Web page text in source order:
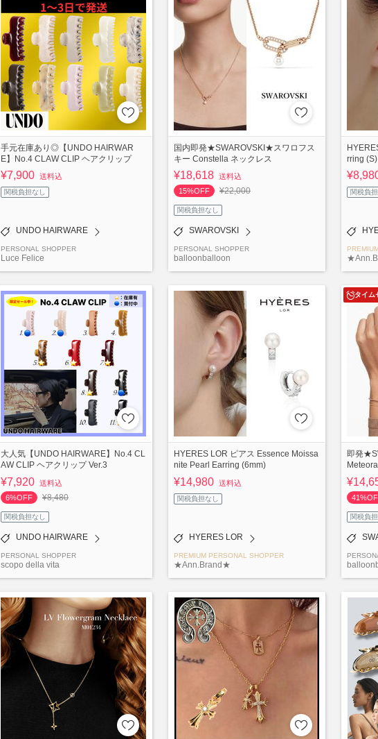
手元在庫あり◎【UNDO HAIRWAR
E】No.4 CLAW CLIP ヘアクリップ
¥7,900 送料込
関税負担なし
UNDO HAIRWARE
PERSONAL SHOPPER
Luce Felice
国内即発★SWAROVSKI★スワロフス
キー Constella ネックレス
¥18,618 送料込
15%OFF
¥22,000
関税負担なし
SWAROVSKI
PERSONAL SHOPPER
balloonballoon
rring (S)
関税負
大人気【UNDO HAIRWARE】No.4 CL
AW CLIP ヘアクリップ Ver.3
¥7,920 送料込
6%OFF
¥8,480
関税負担なし
UNDO HAIRWARE
PERSONAL SHOPPER
scopo della vita
HYERES LOR ピアス Essence Moissa
nite Pearl Earring (6mm)
¥14,980 送料込
関税負担なし
HYERES LOR
PREMIUM PERSONAL SHOPPER
★Ann.Brand★
タイム
即発
関税負担